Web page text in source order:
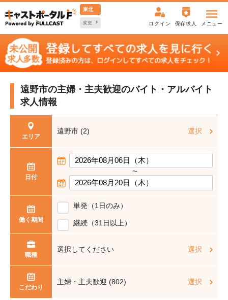
東北
変更 ログイン 保存求人 メニュー
遠野市の主婦・主夫歓迎のバイト・アルバイト
求人情報
エリア
遠野市 (2) 選択
日付
〜
働く期間
単発（1日のみ）
継続（31日以上）
職種
選択してください 選択
こだわり
主婦・主夫歓迎 (802) 選択